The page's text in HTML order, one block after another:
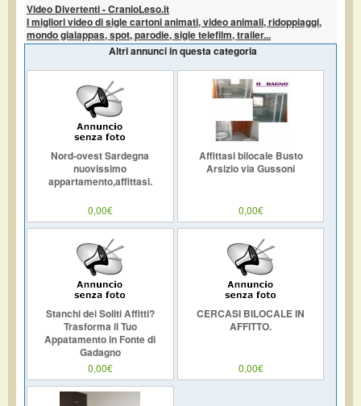
Video Divertenti - CranioLeso.it
I migliori video di sigle cartoni animati, video animali, ridoppiaggi,
mondo gialappas, spot, parodie, sigle telefilm, trailer...
Altri annunci in questa categoria
Nord-ovest Sardegna
nuovissimo
appartamento,affittasi.
0,00€
Affittasi bilocale Busto
Arsizio via Gussoni
0,00€
Stanchi dei Soliti Affitti?
Trasforma il Tuo
Appatamento in Fonte di
Gadagno
0,00€
CERCASI BILOCALE IN
AFFITTO.
0,00€